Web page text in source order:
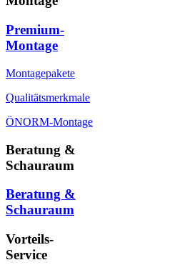
Premium-
Montage
Montagepakete
Qualitätsmerkmale
ÖNORM-Montage
Beratung &
Schauraum
Beratung &
Schauraum
Vorteils-
Service